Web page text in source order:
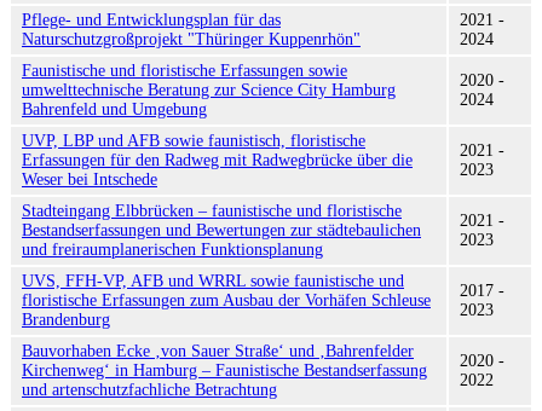
Pflege- und Entwicklungsplan für das
Naturschutzgroßprojekt "Thüringer Kuppenrhön"
2021 -
2024
Faunistische und floristische Erfassungen sowie
umwelttechnische Beratung zur Science City Hamburg
Bahrenfeld und Umgebung
2020 -
2024
UVP, LBP und AFB sowie faunistisch, floristische
Erfassungen für den Radweg mit Radwegbrücke über die
Weser bei Intschede
2021 -
2023
Stadteingang Elbbrücken – faunistische und floristische
Bestandserfassungen und Bewertungen zur städtebaulichen
und freiraumplanerischen Funktionsplanung
2021 -
2023
UVS, FFH-VP, AFB und WRRL sowie faunistische und
floristische Erfassungen zum Ausbau der Vorhäfen Schleuse
Brandenburg
2017 -
2023
Bauvorhaben Ecke ‚von Sauer Straße‘ und ‚Bahrenfelder
Kirchenweg‘ in Hamburg – Faunistische Bestandserfassung
und artenschutzfachliche Betrachtung
2020 -
2022